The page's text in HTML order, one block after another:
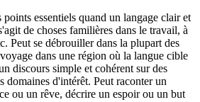
essentiels quand un langage clair et
de choses familières dans le travail, à
Peut se débrouiller dans la plupart des
dans une région où la langue cible
discours simple et cohérent sur des
domaines d'intérêt. Peut raconter un
ou un rêve, décrire un espoir ou un but